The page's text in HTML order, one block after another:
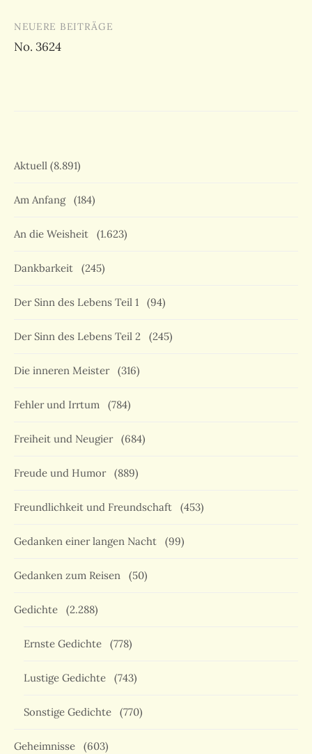
NEUERE BEITRÄGE
No. 3624
Aktuell (8.891)
Am Anfang (184)
An die Weisheit (1.623)
Dankbarkeit (245)
Der Sinn des Lebens Teil 1 (94)
Der Sinn des Lebens Teil 2 (245)
Die inneren Meister (316)
Fehler und Irrtum (784)
Freiheit und Neugier (684)
Freude und Humor (889)
Freundlichkeit und Freundschaft (453)
Gedanken einer langen Nacht (99)
Gedanken zum Reisen (50)
Gedichte (2.288)
Ernste Gedichte (778)
Lustige Gedichte (743)
Sonstige Gedichte (770)
Geheimnisse (603)